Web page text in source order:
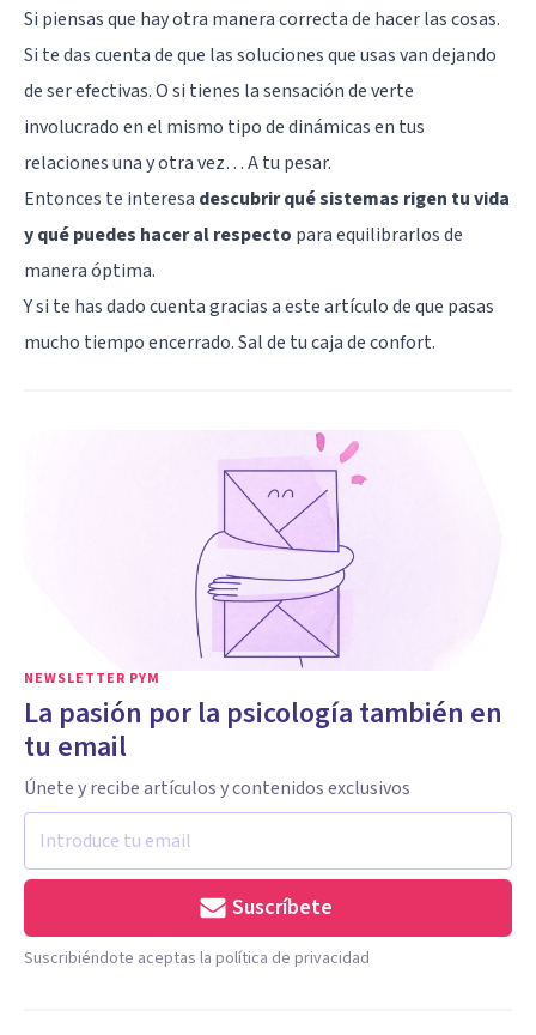
Si piensas que hay otra manera correcta de hacer las cosas.
Si te das cuenta de que las soluciones que usas van dejando
de ser efectivas. O si tienes la sensación de verte
involucrado en el mismo tipo de dinámicas en tus
relaciones una y otra vez… A tu pesar.
Entonces te interesa descubrir qué sistemas rigen tu vida
y qué puedes hacer al respecto para equilibrarlos de
manera óptima.
Y si te has dado cuenta gracias a este artículo de que pasas
mucho tiempo encerrado. Sal de tu caja de confort.
NEWSLETTER PYM
La pasión por la psicología también en
tu email
Únete y recibe artículos y contenidos exclusivos
Suscríbete
Suscribiéndote aceptas la política de privacidad